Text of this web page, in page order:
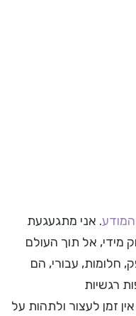
. אני מתגעגעת
מידי, אל תוך העולם
חלומות, עבורי, הם
רגשיות
זמן לעצור ולתהות על